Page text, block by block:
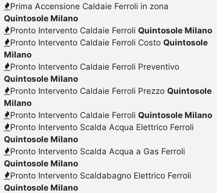
Prima Accensione Caldaie Ferroli in zona
Quintosole Milano
Pronto Intervento Caldaie Ferroli Quintosole Milano
Pronto Intervento Caldaie Ferroli Costo Quintosole
Milano
Pronto Intervento Caldaie Ferroli Preventivo
Quintosole Milano
Pronto Intervento Caldaie Ferroli Prezzo Quintosole
Milano
Pronto Intervento Caldaie Ferroli Quintosole Milano
Pronto Intervento Scalda Acqua Elettrico Ferroli
Quintosole Milano
Pronto Intervento Scalda Acqua a Gas Ferroli
Quintosole Milano
Pronto Intervento Scaldabagno Elettrico Ferroli
Quintosole Milano